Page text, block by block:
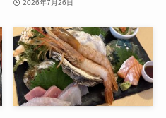
2026年7月26日